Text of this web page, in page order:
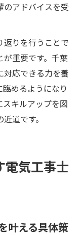
のアドバイスを受
返りを行うことで
が重要です。千葉
対応できる力を養
めるようになり
キルアップを図
道です。
電気工事士
叶える具体策